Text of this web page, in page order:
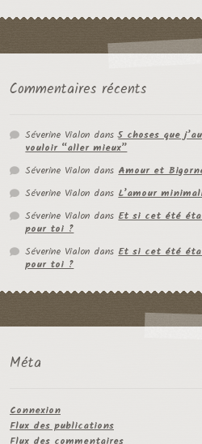
Commentaires récents
Séverine Vialon dans5 choses que
vouloir “aller mieux”
Séverine Vialon dansAmour et
Séverine Vialon dansL’amour
Séverine Vialon dansEt si cet été
pour toi ?
Séverine Vialon dansEt si cet été
pour toi ?
Méta
Connexion
Flux des publications